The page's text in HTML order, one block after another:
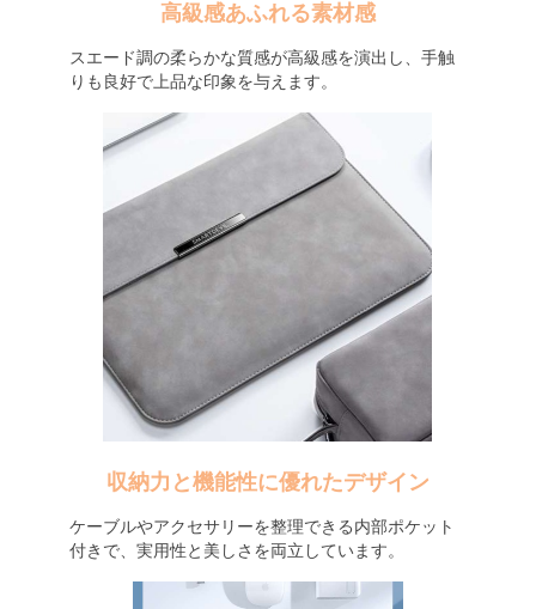
高級感あふれる素材感
スエード調の柔らかな質感が高級感を演出し、手触
りも良好で上品な印象を与えます。
収納力と機能性に優れたデザイン
ケーブルやアクセサリーを整理できる内部ポケット
付きで、実用性と美しさを両立しています。